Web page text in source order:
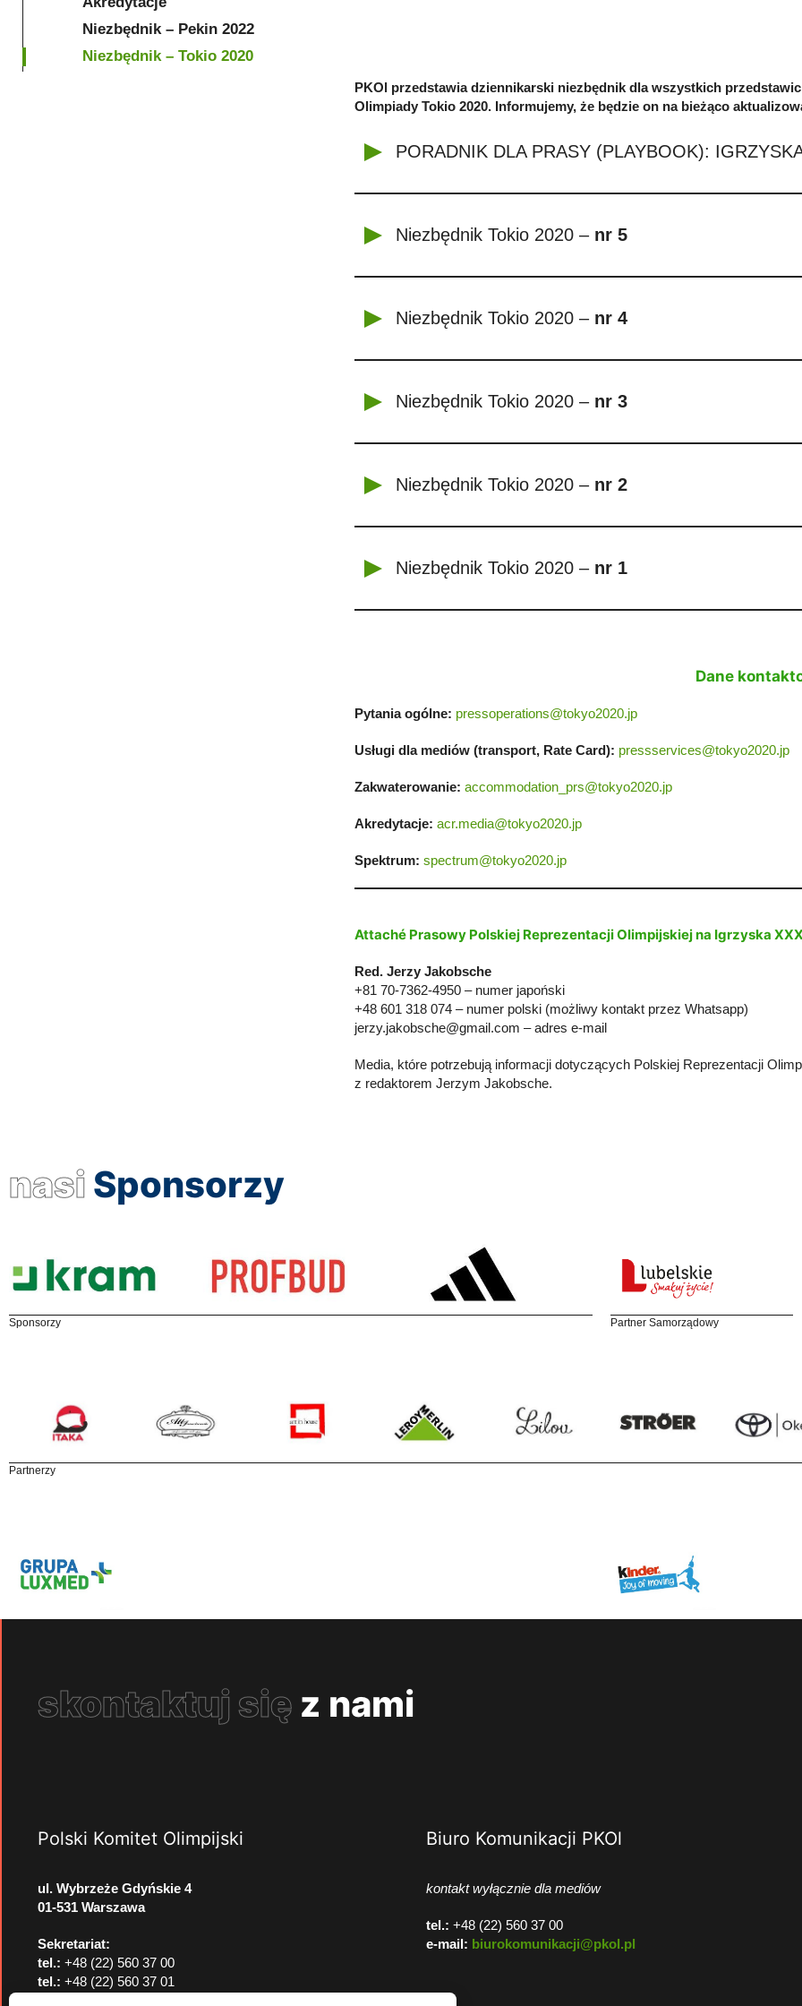
PKOl przedstawia dziennikarski niezbędnik dla wszystkich
Olimpiady Tokio 2020. Informujemy, że będzie on na bieżąco
PORADNIK DLA PRASY (PLAYBOOK):
Niezbędnik Tokio 2020 – nr 5
Niezbędnik Tokio 2020 – nr 4
Niezbędnik Tokio 2020 – nr 3
Niezbędnik Tokio 2020 – nr 2
Niezbędnik Tokio 2020 – nr 1
Dane
Pytania ogólne: pressoperations@tokyo2020.jp
Usługi dla mediów (transport, Rate Card): pressservices@tokyo2020.jp
Zakwaterowanie: accommodation_prs@tokyo2020.jp
Akredytacje: acr.media@tokyo2020.jp
Spektrum: spectrum@tokyo2020.jp
Attaché Prasowy Polskiej Reprezentacji Olimpijskiej na Igrzyska
Red. Jerzy Jakobsche
+81 70-7362-4950 – numer japoński
+48 601 318 074 – numer polski (możliwy kontakt przez Whatsapp)
jerzy.jakobsche@gmail.com – adres e-mail
Media, które potrzebują informacji dotyczących Polskiej Reprezentacji
z redaktorem Jerzym Jakobsche.
Niezbędnik – Pekin 2022
Niezbędnik – Tokio 2020
nasi Sponsorzy
Sponsorzy Partner Samorządowy
Partnerzy
skontaktuj się z nami
Polski Komitet Olimpijski
ul. Wybrzeże Gdyńskie 4
01-531 Warszawa
Sekretariat:
tel.: +48 (22) 560 37 00
tel.: +48 (22) 560 37 01
Biuro Komunikacji PKOl
kontakt wyłącznie dla mediów
tel.: +48 (22) 560 37 00
e-mail: biurokomunikacji@pkol.pl